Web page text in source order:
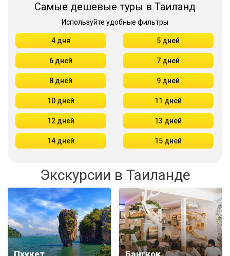
Самые дешевые туры в Таиланд
Используйте удобные фильтры
4 дня 5 дней
6 дней 7 дней
8 дней 9 дней
10 дней 11 дней
12 дней 13 дней
14 дней 15 дней
Экскурсии в Таиланде
Пхукет Бангкок